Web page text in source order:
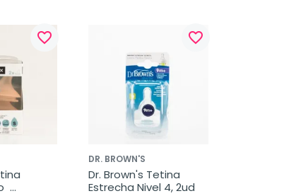
favorite_border favorite_border
DR. BROWN'S
Dr. Brown's Tetina
Estrecha Nivel 4, 2ud